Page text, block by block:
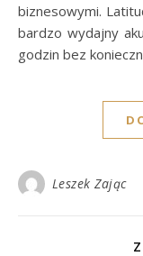
biznesowymi.
bardzo wydajny
godzin bez
Leszek Zając